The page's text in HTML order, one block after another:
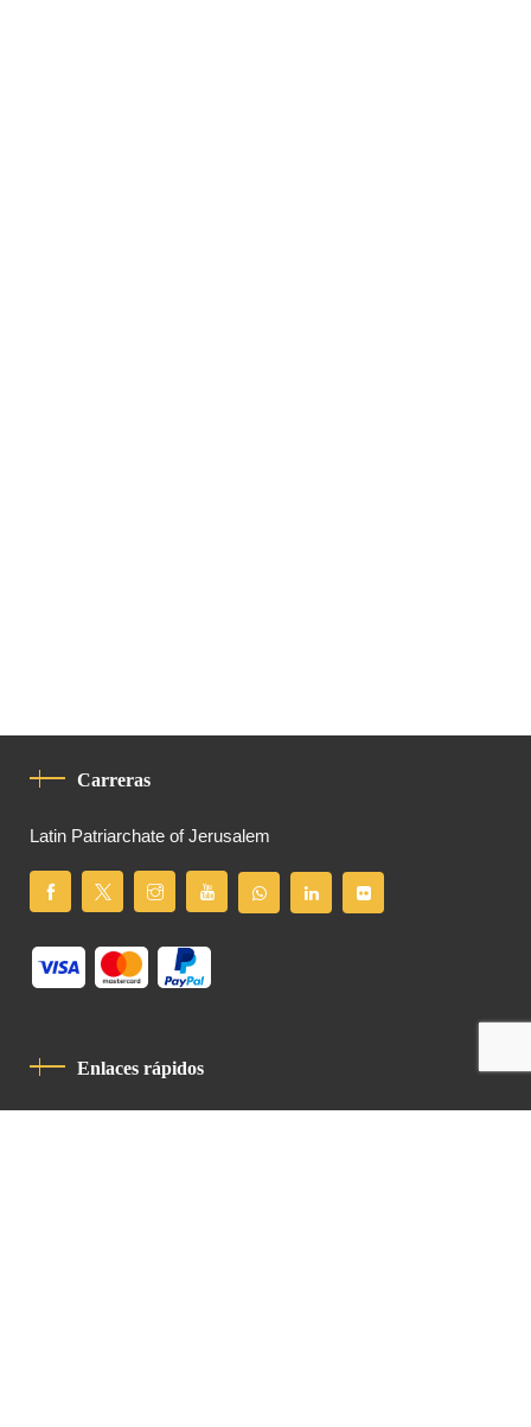
Carreras
Latin Patriarchate of Jerusalem
Enlaces rápidos